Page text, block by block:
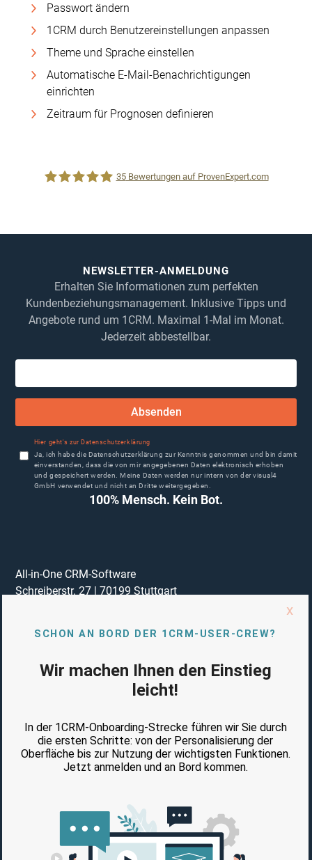
Passwort ändern
1CRM durch Benutzereinstellungen anpassen
Theme und Sprache einstellen
Automatische E-Mail-Benachrichtigungen
einrichten
Zeitraum für Prognosen definieren
35Bewertungen auf ProvenExpert.com
NEWSLETTER-ANMELDUNG
Erhalten Sie Informationen zum perfekten
Kundenbeziehungsmanagement. Inklusive Tipps und
Angebote rund um 1CRM. Maximal 1-Mal im Monat.
Jederzeit abbestellbar.
Absenden
Hier geht's zur Datenschutzerklärung
Ja, ich habe die Datenschutzerklärung zur Kenntnis genommen und bin damit
einverstanden, dass die von mir angegebenen Daten elektronisch erhoben
und gespeichert werden. Meine Daten werden nur intern von der visual4
GmbH verwendet und nicht an Dritte weitergegeben.
100% Mensch. Kein Bot.
All-in-One CRM-Software
Schreiberstr. 27 |70199 Stuttgart
Impressum
AGB
AUSGEZEICHNET VON: